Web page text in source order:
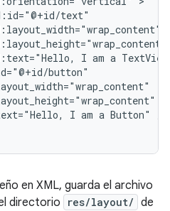
I am a
I am a Button"
en XML, guarda el archivo
directorio res/layout/ de